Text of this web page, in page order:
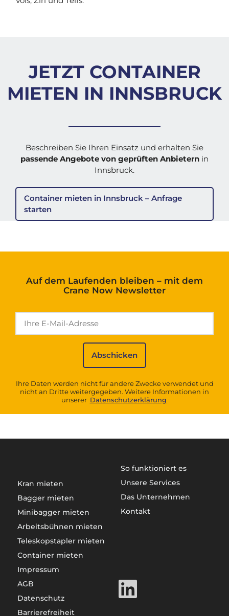
JETZT CONTAINER
MIETEN IN INNSBRUCK
Beschreiben Sie Ihren Einsatz und erhalten Sie
passende Angebote von geprüften Anbietern in
Innsbruck.
Container mieten in Innsbruck – Anfrage
starten
Auf dem Laufenden bleiben – mit dem
Crane Now Newsletter
Ihre Daten werden nicht für andere Zwecke verwendet und
nicht an Dritte weitergegeben. Weitere Informationen in
unserer Datenschutzerklärung
Kran mieten
Bagger mieten
Minibagger mieten
Arbeitsbühnen mieten
Teleskopstapler mieten
Container mieten
So funktioniert es
Unsere Services
Das Unternehmen
Kontakt
Impressum
AGB
Datenschutz
Barrierefreiheit